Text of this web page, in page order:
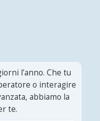
l'anno. Che tu
o interagire
abbiamo la
te.